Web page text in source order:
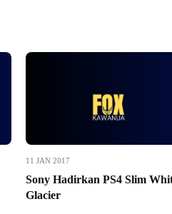
11 JAN 2017
Sony Hadirkan PS4 Slim
Glacier